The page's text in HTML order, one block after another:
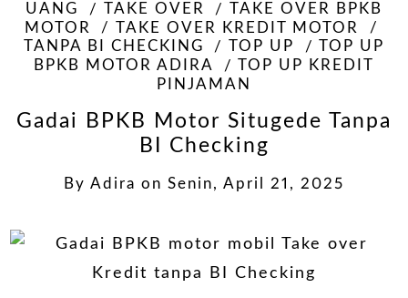
UANG
TAKE OVER
TAKE OVER BPKB
MOTOR
TAKE OVER KREDIT MOTOR
TANPA BI CHECKING
TOP UP
TOP UP
BPKB MOTOR ADIRA
TOP UP KREDIT
PINJAMAN
Gadai BPKB Motor Situgede Tanpa
BI Checking
By Adira on Senin, April 21, 2025